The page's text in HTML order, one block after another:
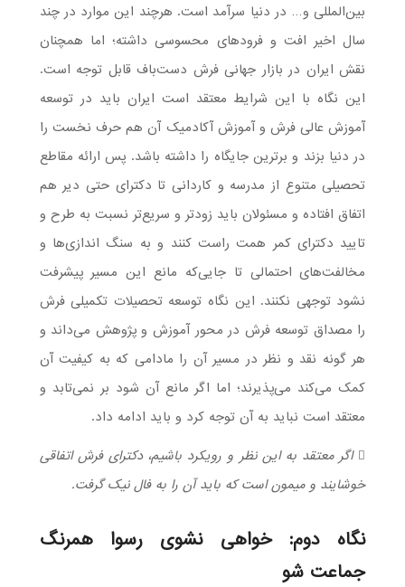
بین‌المللی و… در دنیا سرآمد است. هرچند این موارد در چند
سال اخیر افت و فرودهای محسوسی داشته؛ اما همچنان
نقش ایران در بازار جهانی فرش دست‌باف قابل توجه است.
این نگاه با این شرایط معتقد است ایران باید در توسعه
آموزش عالی فرش و آموزش آکادمیک آن هم حرف نخست را
در دنیا بزند و برترین جایگاه را داشته باشد. پس ارائه مقاطع
تحصیلی متنوع از مدرسه و کاردانی تا دکترای حتی دیر هم
اتفاق افتاده و مسئولان باید زودتر و سریع‌تر نسبت به طرح و
تایید دکترای کمر همت راست کنند و به سنگ اندازی‌ها و
مخالفت‌های احتمالی تا جایی‌که مانع این مسیر پیشرفت
نشود توجهی نکنند. این نگاه توسعه تحصیلات تکمیلی فرش
را مصداق توسعه فرش در محور آموزش و پژوهش می‌داند و
هر گونه نقد و نظر در مسیر آن را مادامی که به کیفیت آن
کمک می‌کند می‌پذیرند؛ اما اگر مانع آن شود بر نمی‌تابد و
معتقد است نباید به آن توجه کرد و باید ادامه داد.
 اگر معتقد به این نظر و رویکرد باشیم، دکترای فرش اتفاقی
خوشایند و میمون است که باید آن را به فال نیک گرفت.
نگاه دوم: خواهی نشوی رسوا همرنگ
جماعت شو